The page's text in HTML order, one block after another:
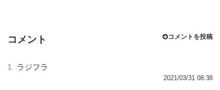
コメント コメントを投稿
1 ラジフラ
2021/03/31 08:38